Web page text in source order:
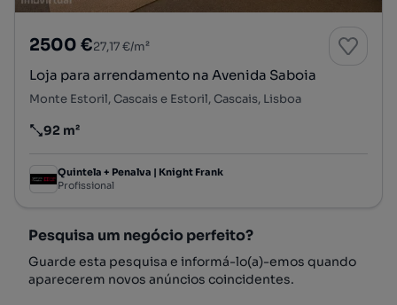
2500 €27,17 €/m²
Loja para arrendamento na Avenida Saboia
Monte Estoril, Cascais e Estoril, Cascais, Lisboa
Preço por metro quadrado
92 m²
Quintela + Penalva | Knight Frank
Profissional
Pesquisa um negócio perfeito?
Guarde esta pesquisa e informá-lo(a)-emos quando
aparecerem novos anúncios coincidentes.